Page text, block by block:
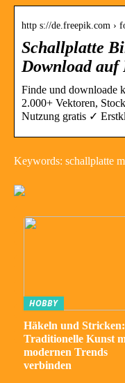
http s://de.freepik.com ›
Schallplatte
Download auf
Finde und downloade
2.000+ Vektoren,
Nutzung gratis ✓
Keywords: schallplatte
HOBBY
Häkeln und Stricken:
Traditionelle Kunst
modernen Trends
verbinden